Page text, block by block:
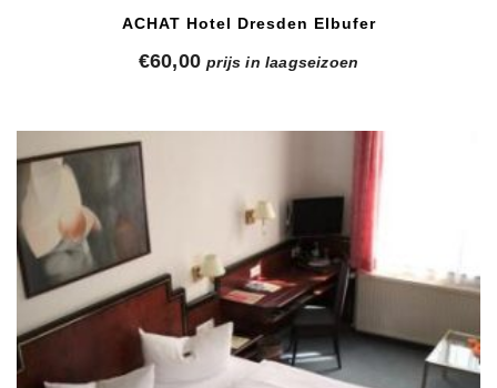
ACHAT Hotel Dresden Elbufer
€60,00 prijs in laagseizoen